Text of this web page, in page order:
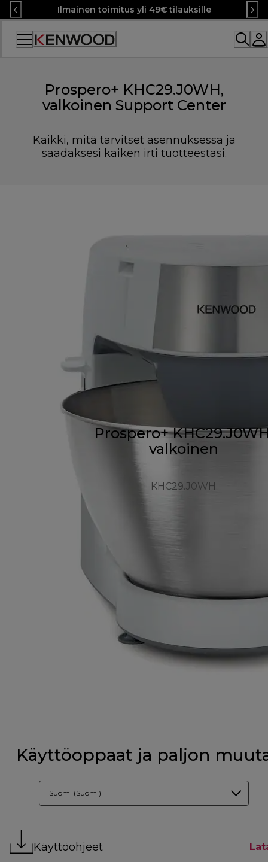
Skip
to
Content
Ilmainen toimitus yli 49€ tilauksille
Prospero+ KHC29.J0WH,
valkoinen Support Center
Kaikki, mitä tarvitset asennuksessa ja
saadaksesi kaiken irti tuotteestasi.
Prospero+
valkoinen
KHC29.J0WH
Käyttöoppaat ja paljon
Suomi (Suomi)
Käyttöohjeet